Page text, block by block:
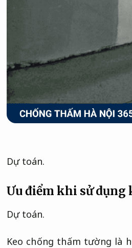
Dự toán.
Ưu điểm khi sử
Dự toán.
Keo chống thấm tường là